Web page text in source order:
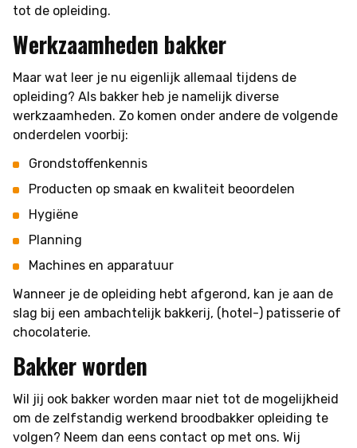
tot de opleiding.
Werkzaamheden bakker
Maar wat leer je nu eigenlijk allemaal tijdens de
opleiding? Als bakker heb je namelijk diverse
werkzaamheden. Zo komen onder andere de volgende
onderdelen voorbij:
Grondstoffenkennis
Producten op smaak en kwaliteit beoordelen
Hygiëne
Planning
Machines en apparatuur
Wanneer je de opleiding hebt afgerond, kan je aan de
slag bij een ambachtelijk bakkerij, (hotel-) patisserie of
chocolaterie.
Bakker worden
Wil jij ook bakker worden maar niet tot de mogelijkheid
om de zelfstandig werkend broodbakker opleiding te
volgen? Neem dan eens contact op met ons. Wij